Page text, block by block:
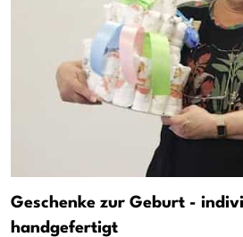
Geschenke zur Geburt -
handgefertigt